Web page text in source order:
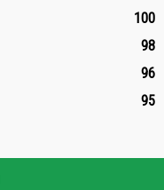
100
98
96
95